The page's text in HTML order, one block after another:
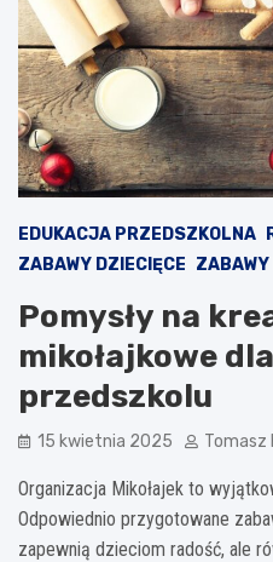
EDUKACJA PRZEDSZKOLNA
ZABAWY DZIECIĘCE ZABAWY
Pomysły na
mikołajkowe
przedszkolu
15 kwietnia 2025 Tomasz
Organizacja Mikołajek to
Odpowiednio przygotowane
zapewnią dzieciom radość, ale